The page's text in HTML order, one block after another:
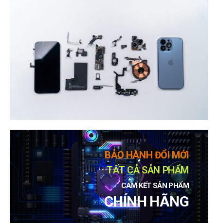
BẢO HÀNH ĐỔI MỚI
TẤT CẢ SẢN PHẨM
CAM KẾT SẢN PHẨM
CHÍNH HÃNG